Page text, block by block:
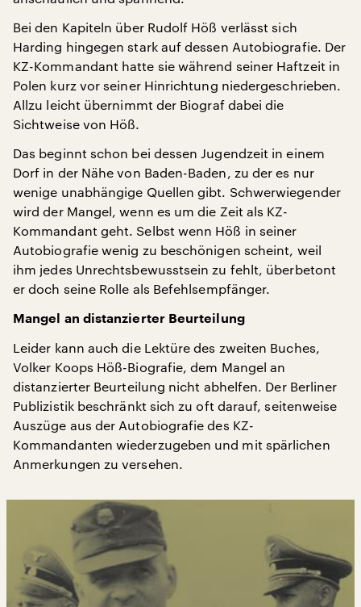
Bei den Kapiteln über Rudolf Höß verlässt sich
Harding hingegen stark auf dessen Autobiografie. Der
KZ-Kommandant hatte sie während seiner Haftzeit in
Polen kurz vor seiner Hinrichtung niedergeschrieben.
Allzu leicht übernimmt der Biograf dabei die
Sichtweise von Höß.
Das beginnt schon bei dessen Jugendzeit in einem
Dorf in der Nähe von Baden-Baden, zu der es nur
wenige unabhängige Quellen gibt. Schwerwiegender
wird der Mangel, wenn es um die Zeit als KZ-
Kommandant geht. Selbst wenn Höß in seiner
Autobiografie wenig zu beschönigen scheint, weil
ihm jedes Unrechtsbewusstsein zu fehlt, überbetont
er doch seine Rolle als Befehlsempfänger.
Mangel an distanzierter Beurteilung
Leider kann auch die Lektüre des zweiten Buches,
Volker Koops Höß-Biografie, dem Mangel an
distanzierter Beurteilung nicht abhelfen. Der Berliner
Publizistik beschränkt sich zu oft darauf, seitenweise
Auszüge aus der Autobiografie des KZ-
Kommandanten wiederzugeben und mit spärlichen
Anmerkungen zu versehen.